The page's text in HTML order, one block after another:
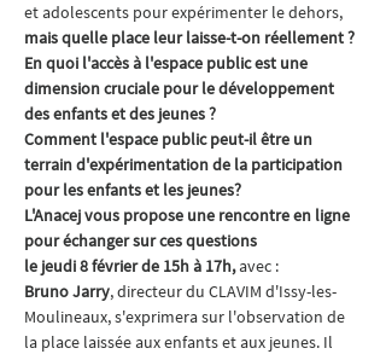
et adolescents pour expérimenter le dehors,
mais quelle place leur laisse-t-on réellement ?
En quoi l'accès à l'espace public est une
dimension cruciale pour le développement
des enfants et des jeunes ?
Comment l'espace public peut-il être un
terrain d'expérimentation de la participation
pour les enfants et les jeunes?
L'Anacej vous propose une rencontre en ligne
pour échanger sur ces questions
le jeudi 8 février de 15h à 17h, avec :
Bruno Jarry, directeur du CLAVIM d'Issy-les-
Moulineaux, s'exprimera sur l'observation de
la place laissée aux enfants et aux jeunes. Il